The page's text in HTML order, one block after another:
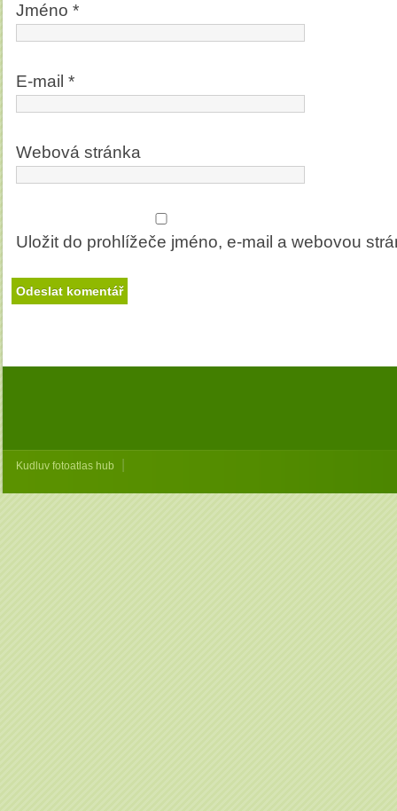
Jméno *
E-mail *
Webová stránka
Uložit do prohlížeče jméno, e-mail a webovou
Kudluv fotoatlas hub